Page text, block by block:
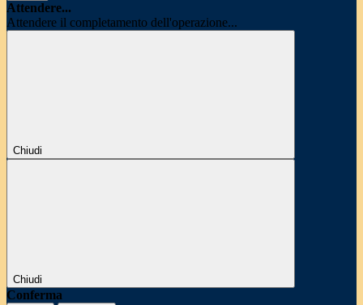
Attendere...
Attendere il completamento dell'operazione...
Chiudi
Chiudi
Conferma